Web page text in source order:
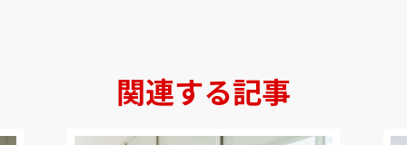
関連する記事